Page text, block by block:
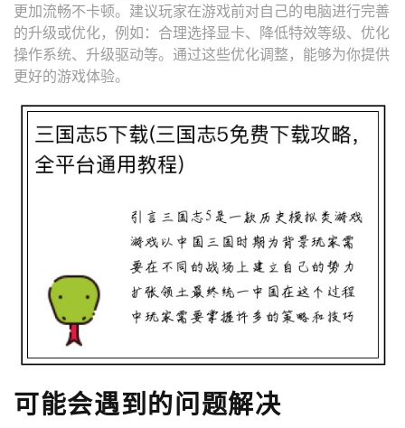
更加流畅不卡顿。建议玩家在游戏前对自己的电脑进行完善
的升级或优化，例如：合理选择显卡、降低特效等级、优化
操作系统、升级驱动等。通过这些优化调整，能够为你提供
更好的游戏体验。
可能会遇到的问题解决